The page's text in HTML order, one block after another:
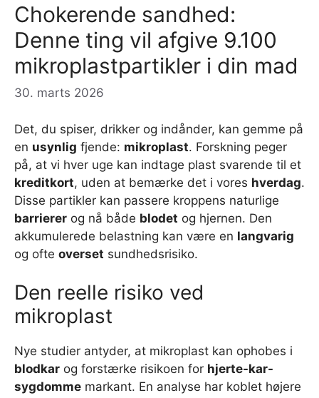
Chokerende sandhed:
Denne ting vil afgive 9.100
mikroplastpartikler i din mad
30. marts 2026
Det, du spiser, drikker og indånder, kan gemme på
en usynlig fjende: mikroplast. Forskning peger
på, at vi hver uge kan indtage plast svarende til et
kreditkort, uden at bemærke det i vores hverdag.
Disse partikler kan passere kroppens naturlige
barrierer og nå både blodet og hjernen. Den
akkumulerede belastning kan være en langvarig
og ofte overset sundhedsrisiko.
Den reelle risiko ved
mikroplast
Nye studier antyder, at mikroplast kan ophobes i
blodkar og forstærke risikoen for hjerte-kar-
sygdomme markant. En analyse har koblet højere